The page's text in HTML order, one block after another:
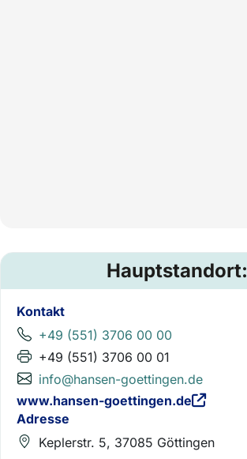
Hauptstandort:
Kontakt
+49 (551) 3706 00 00
+49 (551) 3706 00 01
info@hansen-goettingen.de
www.hansen-goettingen.de
Adresse
Keplerstr. 5, 37085 Göttingen